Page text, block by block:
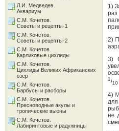
1)
2)
3)
1/10
4)
для
не
Л.И. Медведев.
Аквариум
С.М. Кочетов.
Советы и рецепты-1
С.М. Кочетов.
Советы и рецепты-2
С.М. Кочетов.
Карликовые цихлиды
С.М. Кочетов.
Цихлиды Великих Африканских
озер
С.М. Кочетов.
Барбусы и расборы
С.М. Кочетов.
Пресноводные акулы и
тропические вьюны
С.М. Кочетов.
Лабиринтовые и радужницы